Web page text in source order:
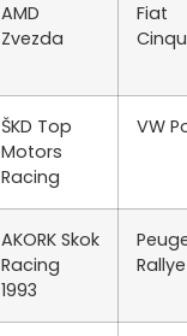
AMD
Zvezda
Fiat
ŠKD Top
Motors
Racing
VW
AKORK Skok
Racing
1993
Rallye